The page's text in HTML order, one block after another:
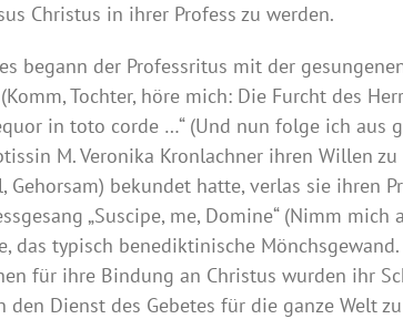
Christus in ihrer Profess zu werden.
begann der Professritus mit der
Tochter, höre mich: Die Furcht des
in toto corde …“ (Und nun folge ich aus
M. Veronika Kronlachner ihren Willen
bekundet hatte, verlas sie ihren
„Suscipe, me, Domine“ (Nimm
typisch benediktinische
für ihre Bindung an Christus wurden ihr
Dienst des Gebetes für die ganze Welt